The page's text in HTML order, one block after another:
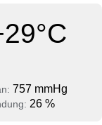
757 mmHg
26 %